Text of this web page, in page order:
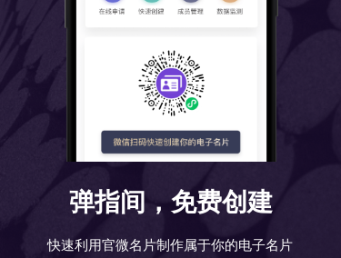
弹指间，免费创建
快速利用官微名片制作属于你的电子名片